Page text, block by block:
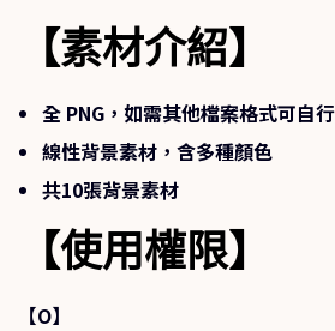
【素材介紹】
全 PNG，如需其他檔案格式可自
線性背景素材，含多種顏色
共10張背景素材
【使用權限】
【O】